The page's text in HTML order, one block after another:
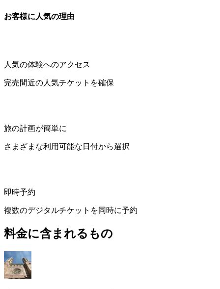
お客様に人気の理由
人気の体験へのアクセス
完売間近の人気チケットを確保
旅の計画が簡単に
さまざまな利用可能な日付から選択
即時予約
複数のデジタルチケットを同時に予約
料金に含まれるもの